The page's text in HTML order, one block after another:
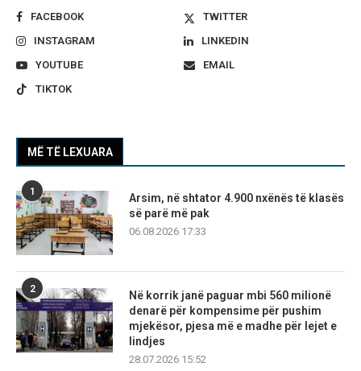
FACEBOOK
TWITTER
INSTAGRAM
LINKEDIN
YOUTUBE
EMAIL
TIKTOK
MË TË LEXUARA
1
Arsim, në shtator 4.900 nxënës të klasës
së parë më pak
06.08.2026 17:33
2
Në korrik janë paguar mbi 560 milionë
denarë për kompensime për pushim
mjekësor, pjesa më e madhe për lejet e
lindjes
28.07.2026 15:52